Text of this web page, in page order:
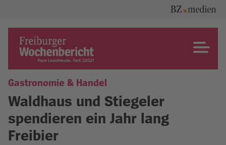
content
Freiburger Wochenbericht
Gastronomie & Handel
Waldhaus und Stiegeler
spendieren ein Jahr lang
Freibier